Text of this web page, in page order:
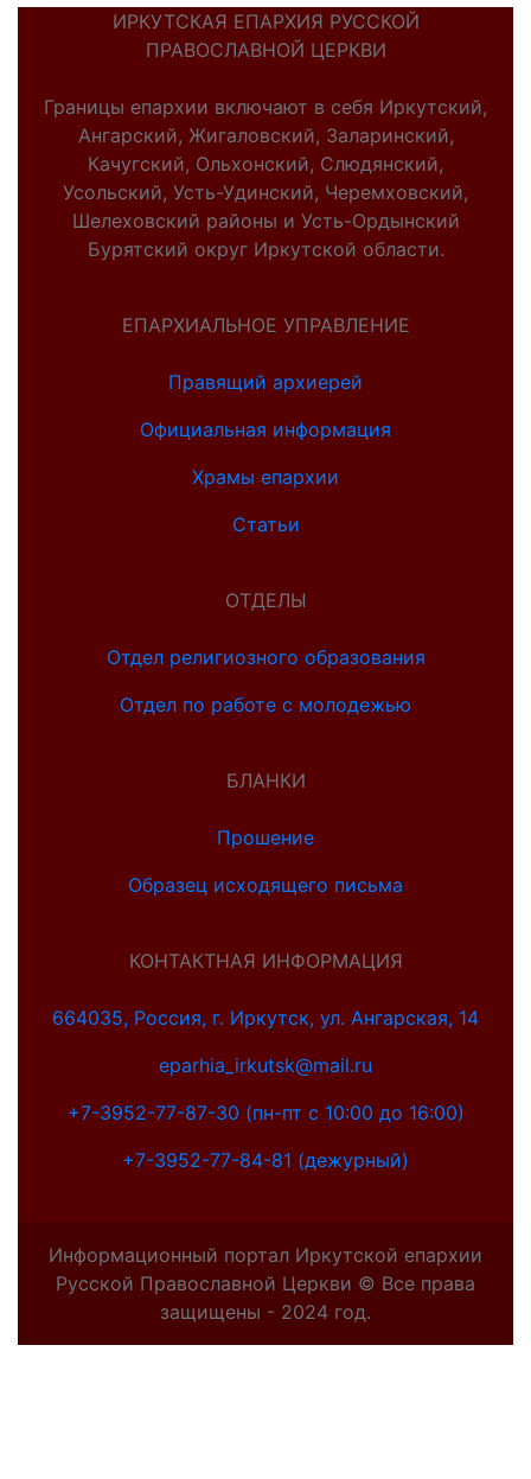
ИРКУТСКАЯ ЕПАРХИЯ РУССКОЙ
ПРАВОСЛАВНОЙ ЦЕРКВИ
Границы епархии включают в себя Иркутский,
Ангарский, Жигаловский, Заларинский,
Качугский, Ольхонский, Слюдянский,
Усольский, Усть-Удинский, Черемховский,
Шелеховский районы и Усть-Ордынский
Бурятский округ Иркутской области.
ЕПАРХИАЛЬНОЕ УПРАВЛЕНИЕ
Правящий архиерей
Официальная информация
Храмы епархии
Статьи
ОТДЕЛЫ
Отдел религиозного образования
Отдел по работе с молодежью
БЛАНКИ
Прошение
Образец исходящего письма
КОНТАКТНАЯ ИНФОРМАЦИЯ
664035, Россия, г. Иркутск, ул. Ангарская, 14
eparhia_irkutsk@mail.ru
+7-3952-77-87-30 (пн-пт с 10:00 до 16:00)
+7-3952-77-84-81 (дежурный)
Информационный портал Иркутской епархии
Русской Православной Церкви © Все права
защищены - 2024 год.